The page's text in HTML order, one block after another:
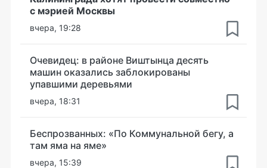
с мэрией Москвы
вчера, 19:28
Очевидец: в районе Виштынца десять
машин оказались заблокированы
упавшими деревьями
вчера, 18:31
Беспрозванных: «По Коммунальной бегу, а
там яма на яме»
вчера, 15:39